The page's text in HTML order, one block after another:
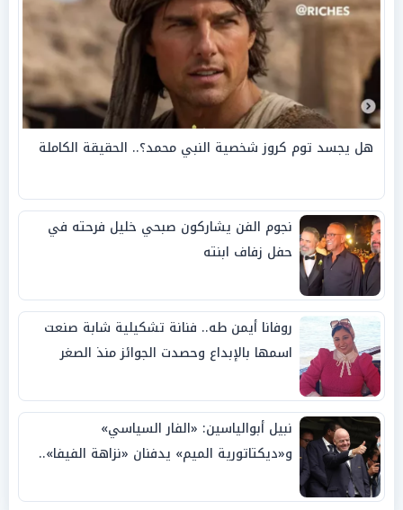
هل يجسد توم كروز شخصية النبي محمد؟.. الحقيقة الكاملة
نجوم الفن يشاركون صبحي خليل فرحته في
حفل زفاف ابنته
روفانا أيمن طه.. فنانة تشكيلية شابة صنعت
اسمها بالإبداع وحصدت الجوائز منذ الصغر
نبيل أبوالياسين: «الفار السياسي»
و«ديكتاتورية الميم» يدفنان «نزاهة الفيفا»..